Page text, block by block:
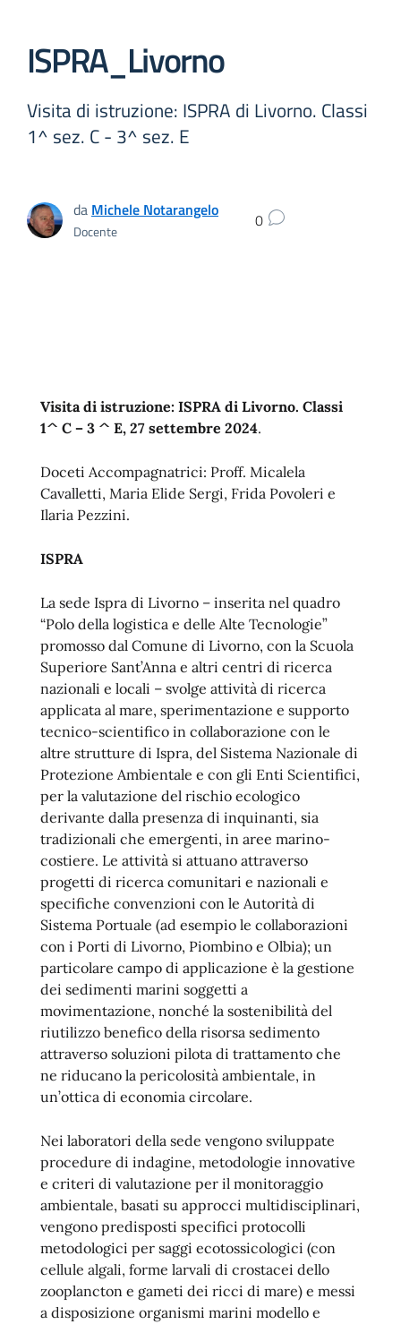
ISPRA_Livorno
Visita di istruzione: ISPRA di Livorno. Classi
1^ sez. C - 3^ sez. E
da Michele Notarangelo
Docente 0
Visita di istruzione: ISPRA di Livorno. Classi
1^ C – 3 ^ E, 27 settembre 2024.
Doceti Accompagnatrici: Proff. Micalela
Cavalletti, Maria Elide Sergi, Frida Povoleri e
Ilaria Pezzini.
ISPRA
La sede Ispra di Livorno – inserita nel quadro
“Polo della logistica e delle Alte Tecnologie”
promosso dal Comune di Livorno, con la Scuola
Superiore Sant’Anna e altri centri di ricerca
nazionali e locali – svolge attività di ricerca
applicata al mare, sperimentazione e supporto
tecnico-scientifico in collaborazione con le
altre strutture di Ispra, del Sistema Nazionale di
Protezione Ambientale e con gli Enti Scientifici,
per la valutazione del rischio ecologico
derivante dalla presenza di inquinanti, sia
tradizionali che emergenti, in aree marino-
costiere. Le attività si attuano attraverso
progetti di ricerca comunitari e nazionali e
specifiche convenzioni con le Autorità di
Sistema Portuale (ad esempio le collaborazioni
con i Porti di Livorno, Piombino e Olbia); un
particolare campo di applicazione è la gestione
dei sedimenti marini soggetti a
movimentazione, nonché la sostenibilità del
riutilizzo benefico della risorsa sedimento
attraverso soluzioni pilota di trattamento che
ne riducano la pericolosità ambientale, in
un’ottica di economia circolare.
Nei laboratori della sede vengono sviluppate
procedure di indagine, metodologie innovative
e criteri di valutazione per il monitoraggio
ambientale, basati su approcci multidisciplinari,
vengono predisposti specifici protocolli
metodologici per saggi ecotossicologici (con
cellule algali, forme larvali di crostacei dello
zooplancton e gameti dei ricci di mare) e messi
a disposizione organismi marini modello e